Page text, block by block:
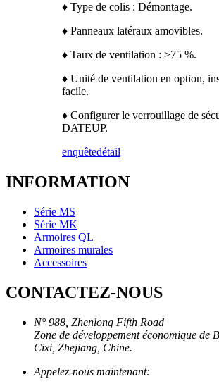
♦ Type de colis : Démontage.
♦ Panneaux latéraux amovibles.
♦ Taux de ventilation : >75 %.
♦ Unité de ventilation en option,
facile.
♦ Configurer le verrouillage de
DATEUP.
enquêtedétail
INFORMATION
Série MS
Série MK
Armoires QL
Armoires murales
Accessoires
CONTACTEZ-NOUS
N° 988, Zhenlong Fifth Road
Zone de développement économique de
Cixi, Zhejiang, Chine.
Appelez-nous maintenant: